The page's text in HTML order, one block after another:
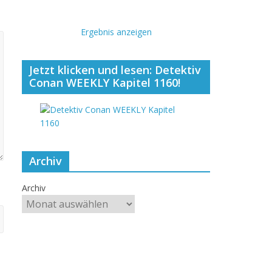
Ergebnis anzeigen
Jetzt klicken und lesen: Detektiv
Conan WEEKLY Kapitel 1160!
Archiv
Archiv